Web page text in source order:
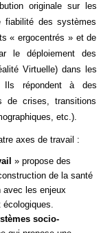
originale sur les
des systèmes
« ergocentrés » et de
le déploiement des
Virtuelle) dans les
Ils répondent à des
de crises, transitions
etc.).
axes de travail :
» propose des
de la santé
avec les enjeux
écologiques.
socio-